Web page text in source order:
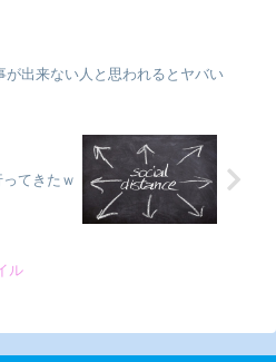
が出来ない人と思われるとヤバい
てきたｗ
ル